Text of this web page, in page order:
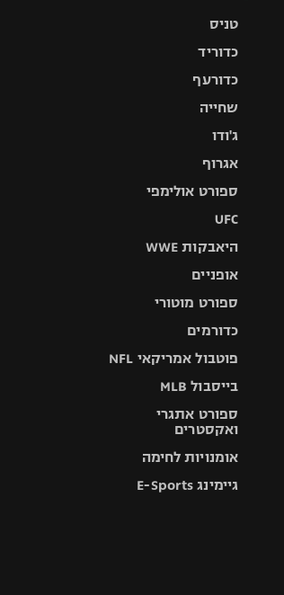
טניס
כדוריד
כדורעף
שחייה
ג'ודו
אגרוף
ספורט אולימפי
UFC
היאבקות WWE
אופניים
ספורט מוטורי
כדורמים
פוטבול אמריקאי NFL
בייסבול MLB
ספורט אתגרי
ואקסטרים
אומנויות לחימה
גיימינג E-Sports